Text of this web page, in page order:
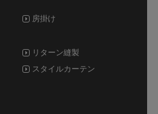
房掛け
リターン縫製
スタイルカーテン